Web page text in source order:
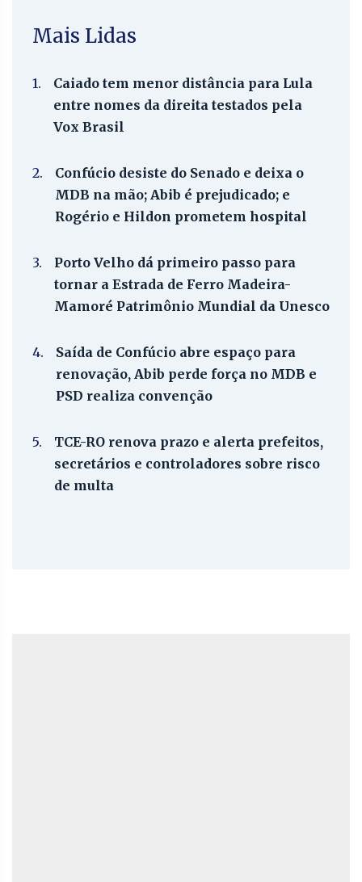
Mais Lidas
1.
Caiado tem menor distância para Lula
entre nomes da direita testados pela
Vox Brasil
2.
Confúcio desiste do Senado e deixa o
MDB na mão; Abib é prejudicado; e
Rogério e Hildon prometem hospital
3.
Porto Velho dá primeiro passo para
tornar a Estrada de Ferro Madeira-
Mamoré Patrimônio Mundial da Unesco
4.
Saída de Confúcio abre espaço para
renovação, Abib perde força no MDB e
PSD realiza convenção
5.
TCE-RO renova prazo e alerta prefeitos,
secretários e controladores sobre risco
de multa